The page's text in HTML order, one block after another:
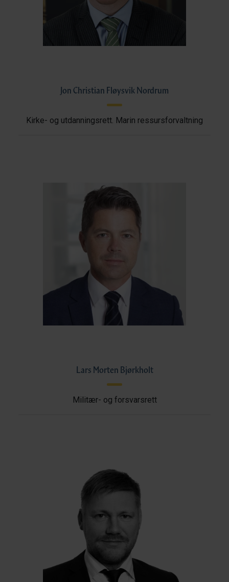
Jon Christian Fløysvik Nordrum
Kirke- og utdanningsrett. Marin ressursforvaltning
Lars Morten Bjørkholt
Militær- og forsvarsrett